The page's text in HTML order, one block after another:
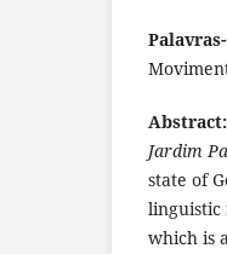
Abstract:
Jardim
state of
linguistic
which is